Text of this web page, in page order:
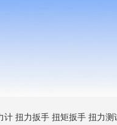
计 扭力扳手 扭矩扳手 扭力测